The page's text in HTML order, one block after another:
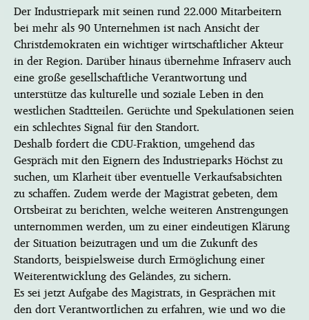
Der Industriepark mit seinen rund 22.000 Mitarbeitern
bei mehr als 90 Unternehmen ist nach Ansicht der
Christdemokraten ein wichtiger wirtschaftlicher Akteur
in der Region. Darüber hinaus übernehme Infraserv auch
eine große gesellschaftliche Verantwortung und
unterstütze das kulturelle und soziale Leben in den
westlichen Stadtteilen. Gerüchte und Spekulationen seien
ein schlechtes Signal für den Standort.
Deshalb fordert die CDU-Fraktion, umgehend das
Gespräch mit den Eignern des Industrieparks Höchst zu
suchen, um Klarheit über eventuelle Verkaufsabsichten
zu schaffen. Zudem werde der Magistrat gebeten, dem
Ortsbeirat zu berichten, welche weiteren Anstrengungen
unternommen werden, um zu einer eindeutigen Klärung
der Situation beizutragen und um die Zukunft des
Standorts, beispielsweise durch Ermöglichung einer
Weiterentwicklung des Geländes, zu sichern.
Es sei jetzt Aufgabe des Magistrats, in Gesprächen mit
den dort Verantwortlichen zu erfahren, wie und wo die